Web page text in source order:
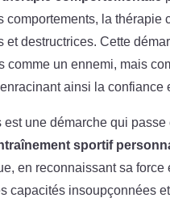
la thérapie
destructrices. Cette
comme un ennemi, mais
ainsi la confiance
une démarche qui
sportif
en reconnaissant sa
capacités insoupçonnées